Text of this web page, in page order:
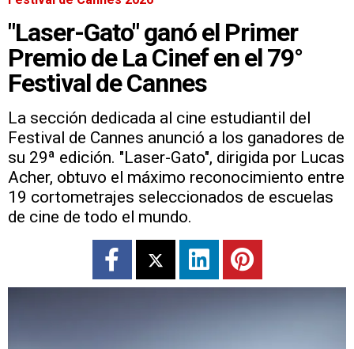
"Laser-Gato" ganó el Primer
Premio de La Cinef en el 79°
Festival de Cannes
La sección dedicada al cine estudiantil del
Festival de Cannes anunció a los ganadores de
su 29ª edición. "Laser-Gato", dirigida por Lucas
Acher, obtuvo el máximo reconocimiento entre
19 cortometrajes seleccionados de escuelas
de cine de todo el mundo.